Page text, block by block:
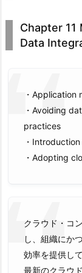
Chapter
Data
・Application
・Avoiding
practices
・
・Adopting
クラウド・コ
し、組織にか
効率を提供して
最新のクラウ